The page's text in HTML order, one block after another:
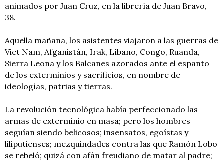
animados por Juan Cruz, en la librería de Juan Bravo,
38.
Aquella mañana, los asistentes viajaron a las guerras de
Viet Nam, Afganistán, Irak, Líbano, Congo, Ruanda,
Sierra Leona y los Balcanes azorados ante el espanto
de los exterminios y sacrificios, en nombre de
ideologías, patrias y tierras.
La revolución tecnológica había perfeccionado las
armas de exterminio en masa; pero los hombres
seguían siendo belicosos; insensatos, egoístas y
liliputienses; mezquindades contra las que Ramón Lobo
se rebeló; quizá con afán freudiano de matar al padre;